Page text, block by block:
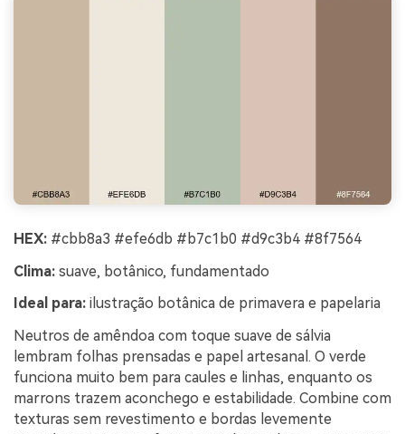
HEX: #cbb8a3 #efe6db #b7c1b0 #d9c3b4 #8f7564
Clima: suave, botânico, fundamentado
Ideal para: ilustração botânica de primavera e papelaria
Neutros de amêndoa com toque suave de sálvia
lembram folhas prensadas e papel artesanal. O verde
funciona muito bem para caules e linhas, enquanto os
marrons trazem aconchego e estabilidade. Combine com
texturas sem revestimento e bordas levemente